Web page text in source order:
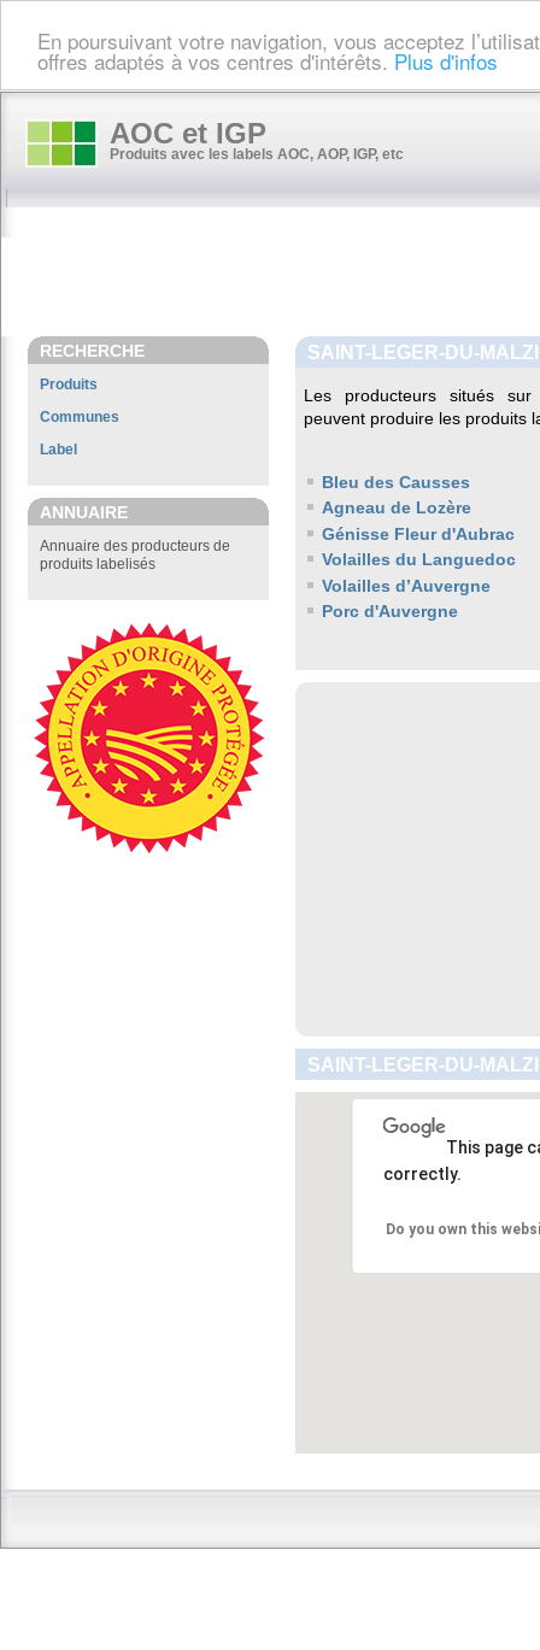
En poursuivant votre navigation, vous acceptez
offres adaptés à vos centres d'intérêts. Plus d'infos
AOC et IGP
Produits avec les labels AOC, AOP, IGP, etc
RECHERCHE
Produits
Communes
Label
ANNUAIRE
Annuaire des producteurs de
produits labelisés
SAINT-LEGER-DU-
Les producteurs situés
peuvent produire les produits
Bleu des Causses
Agneau de Lozère
Génisse Fleur d'Aubrac
Volailles du Languedoc
Volailles d’Auvergne
Porc d'Auvergne
SAINT-LEGER-DU-
This page
correctly.
Do you own this